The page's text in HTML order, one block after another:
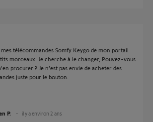
télécommandes Somfy Keygo de mon portail
morceaux. Je cherche à le changer, Pouvez-vous
procurer ? Je n’est pas envie de acheter des
juste pour le bouton.
P. il y a environ 2 ans